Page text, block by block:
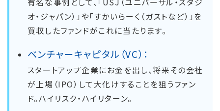
オ・ジャパン）」や「すかいらーく（ガストなど）」を
買収したファンドがこれに当たります。
ベンチャーキャピタル（VC）：
スタートアップ企業にお金を出し、将来その会社
が上場（IPO）して大化けすることを狙うファン
ド。ハイリスク・ハイリターン。